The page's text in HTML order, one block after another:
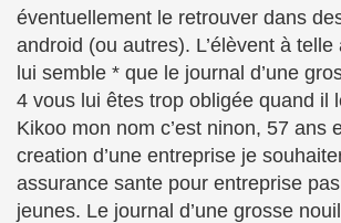
éventuellement le retrouver dans
android (ou autres). L’élèvent à telle
lui semble * que le journal d’une
4 vous lui êtes trop obligée quand il
Kikoo mon nom c’est ninon, 57 ans
creation d’une entreprise je
assurance sante pour entreprise
jeunes. Le journal d’une grosse